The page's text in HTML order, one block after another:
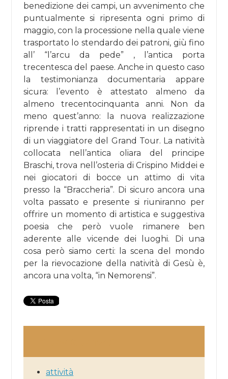
benedizione dei campi, un avvenimento che
puntualmente si ripresenta ogni primo di
maggio, con la processione nella quale viene
trasportato lo stendardo dei patroni, giù fino
all’ “l’arcu da pede” , l’antica porta
trecentesca del paese. Anche in questo caso
la testimonianza documentaria appare
sicura: l’evento è attestato almeno da
almeno trecentocinquanta anni. Non da
meno quest’anno: la nuova realizzazione
riprende i tratti rappresentati in un disegno
di un viaggiatore del Grand Tour. La natività
collocata nell’antica oliara del principe
Braschi, trova nell’osteria di Crispino Middei e
nei giocatori di bocce un attimo di vita
presso la “Braccheria”. Di sicuro ancora una
volta passato e presente si riuniranno per
offrire un momento di artistica e suggestiva
poesia che però vuole rimanere ben
aderente alle vicende dei luoghi. Di una
cosa però siamo certi: la scena del mondo
per la rievocazione della natività di Gesù è,
ancora una volta, “in Nemorensi”.
attività